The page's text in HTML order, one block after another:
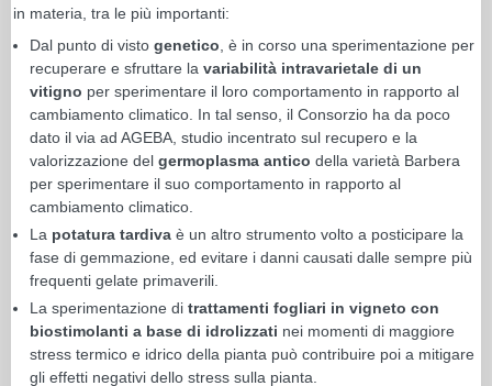
in materia, tra le più importanti:
Dal punto di visto genetico , è in corso una sperimentazione per
recuperare e sfruttare la variabilità intravarietale di un
vitigno per sperimentare il loro comportamento in rapporto al
cambiamento climatico. In tal senso, il Consorzio ha da poco
dato il via ad AGEBA, studio incentrato sul recupero e la
valorizzazione del germoplasma antico della varietà Barbera
per sperimentare il suo comportamento in rapporto al
cambiamento climatico.
La potatura tardiva è un altro strumento volto a posticipare la
fase di gemmazione, ed evitare i danni causati dalle sempre più
frequenti gelate primaverili.
La sperimentazione di trattamenti fogliari in vigneto con
biostimolanti a base di idrolizzati nei momenti di maggiore
stress termico e idrico della pianta può contribuire poi a mitigare
gli effetti negativi dello stress sulla pianta.